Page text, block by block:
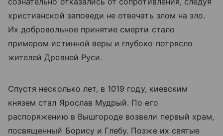
христианской заповеди не отвечать злом на зло.
Их добровольное принятие смерти стало
примером истинной веры и глубоко потрясло
жителей Древней Руси.
Спустя несколько лет, в 1019 году, киевским
князем стал Ярослав Мудрый. По его
распоряжению в Вышгороде возвели первый храм,
посвященный Борису и Глебу. Позже их святые